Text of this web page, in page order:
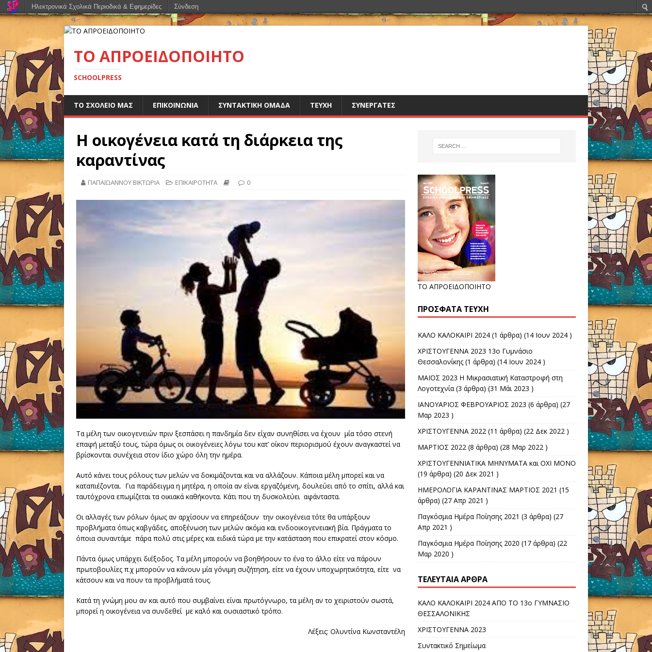
ΤΟ ΑΠΡΟΕΙΔΟΠΟΙΗΤΟ
SCHOOLPRESS
ΤΟ ΣΧΟΛΕΙΟ ΜΑΣ ΕΠΙΚΟΙΝΩΝΙΑ ΣΥΝΤΑΚΤΙΚΗ ΟΜΑΔΑ ΤΕΥΧΗ ΣΥΝΕΡΓΑΤΕΣ
Η οικογένεια κατά τη διάρκεια της
καραντίνας
ΠΑΠΑΪΩΑΝΝΟΥ ΒΙΚΤΩΡΙΑ ΕΠΙΚΑΙΡΟΤΗΤΑ 0
Τα μέλη των οικογενειών πριν ξεσπάσει η πανδημία δεν είχαν συνηθίσει να έχουν μία τόσο στενή
επαφή μεταξύ τους, τώρα όμως οι οικογένειες λόγω του κατ’ οίκον περιορισμού έχουν αναγκαστεί να
βρίσκονται συνέχεια στον ίδιο χώρο όλη την ημέρα.
Αυτό κάνει τους ρόλους των μελών να δοκιμάζονται και να αλλάζουν. Κάποια μέλη μπορεί και να
καταπιέζονται. Για παράδειγμα η μητέρα, η οποία αν είναι εργαζόμενη, δουλεύει από το σπίτι, αλλά και
ταυτόχρονα επωμίζεται τα οικιακά καθήκοντα. Κάτι που τη δυσκολεύει αφάνταστα.
Οι αλλαγές των ρόλων όμως αν αρχίσουν να επηρεάζουν την οικογένεια τότε θα υπάρξουν
προβλήματα όπως καβγάδες, αποξένωση των μελών ακόμα και ενδοοικογενειακή βία. Πράγματα το
όποια συναντάμε πάρα πολύ στις μέρες και ειδικά τώρα με την κατάσταση που επικρατεί στον κόσμο.
Πάντα όμως υπάρχει διέξοδος. Τα μέλη μπορούν να βοηθήσουν το ένα το άλλο είτε να πάρουν
πρωτοβουλίες π.χ μπορούν να κάνουν μία γόνιμη συζήτηση, είτε να έχουν υποχωρητικότητα, είτε να
κάτσουν και να πουν τα προβλήματά τους.
Κατά τη γνώμη μου αν και αυτό που συμβαίνει είναι πρωτόγνωρο, τα μέλη αν το χειριστούν σωστά,
μπορεί η οικογένεια να συνδεθεί με καλό και ουσιαστικό τρόπο.
Λέξεις: Ολυντίνα Κωνσταντέλη
ΤΟ ΑΠΡΟΕΙΔΟΠΟΙΗΤΟ
ΠΡΌΣΦΑΤΑ ΤΕΎΧΗ
ΚΑΛΟ ΚΑΛΟΚΑΙΡΙ 2024(1 άρθρα) (14 Ιουν 2024 )
ΧΡΙΣΤΟΥΓΕΝΝΑ 2023 13ο Γυμνάσιο
Θεσσαλονίκης(1 άρθρα) (14 Ιουν 2024 )
ΜΑΪΟΣ 2023 Η Μικρασιατική Καταστροφή στη
Λογοτεχνία(3 άρθρα) (31 Μάι 2023 )
ΙΑΝΟΥΑΡΙΟΣ ΦΕΒΡΟΥΑΡΙΟΣ 2023 (6 άρθρα) (27
Μαρ 2023 )
ΧΡΙΣΤΟΥΓΕΝΝΑ 2022 (11 άρθρα) (22 Δεκ 2022 )
ΜΑΡΤΙΟΣ 2022 (8 άρθρα) (28 Μαρ 2022 )
ΧΡΙΣΤΟΥΓΕΝΝΙΑΤΙΚΑ ΜΗΝΥΜΑΤΑ και ΟΧΙ ΜΟΝΟ
(19 άρθρα) (20 Δεκ 2021 )
ΗΜΕΡΟΛΟΓΙΑ ΚΑΡΑΝΤΙΝΑΣ ΜΑΡΤΙΟΣ 2021 (15
άρθρα) (27 Απρ 2021 )
Παγκόσμια Ημέρα Ποίησης 2021 (3 άρθρα) (27
Απρ 2021 )
Παγκόσμια Hμέρα Ποίησης 2020 (17 άρθρα) (22
Μαρ 2020 )
ΤΕΛΕΥΤΑΊΑ ΆΡΘΡΑ
ΚΑΛΟ ΚΑΛΟΚΑΙΡΙ 2024 ΑΠΟ ΤΟ 13ο ΓΥΜΝΑΣΙΟ
ΘΕΣΣΑΛΟΝΙΚΗΣ
ΧΡΙΣΤΟΥΓΕΝΝΑ 2023
Συντακτικό Σημείωμα
Ηλεκτρονικά Σχολικά Περιοδικά & Εφημερίδες Σύνδεση